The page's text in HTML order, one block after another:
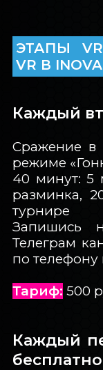
ЭТАПЫ
VR В
Каждый
Сражение в
режиме
40 минут: 5
разминка,
турнире
Запишись
Телеграм
по телефону
Тариф: 500
Каждый